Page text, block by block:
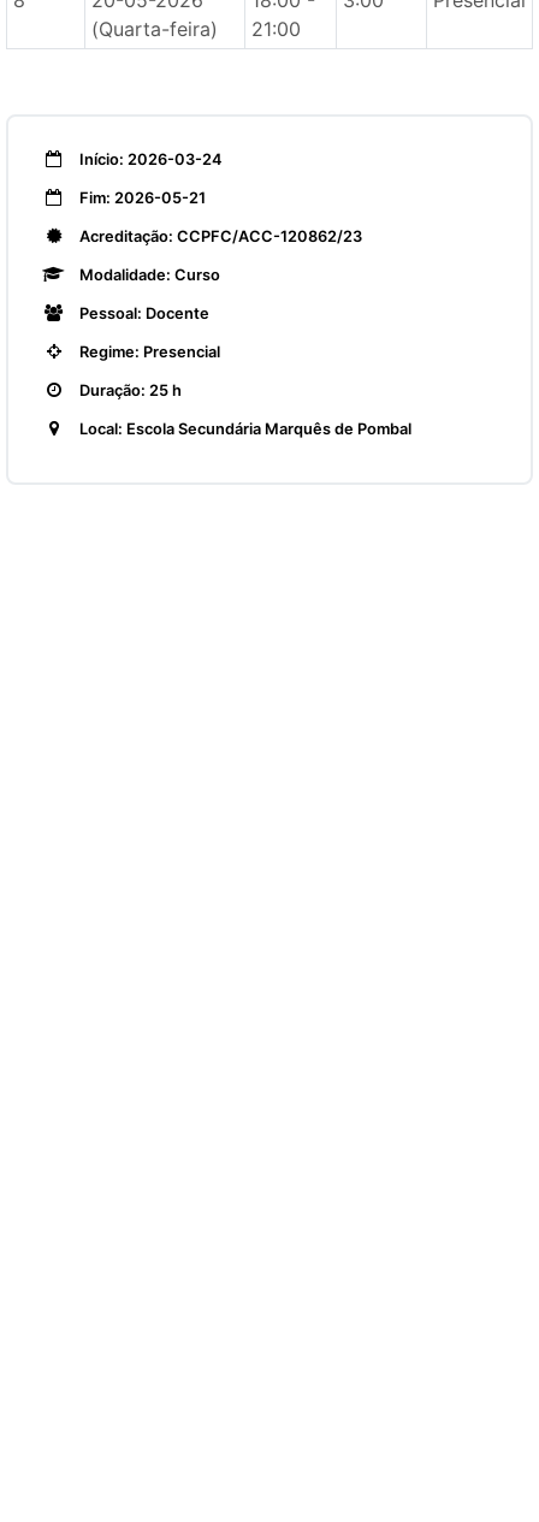
(Quarta-feira)
21:00
Início: 2026-03-24
Fim: 2026-05-21
Acreditação: CCPFC/ACC-120862/23
Modalidade: Curso
Pessoal: Docente
Regime: Presencial
Duração: 25 h
Local: Escola Secundária Marquês de Pombal